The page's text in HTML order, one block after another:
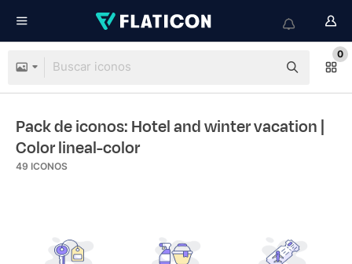
0
Pack de iconos: Hotel and winter vacation |
Color lineal-color
49 ICONOS